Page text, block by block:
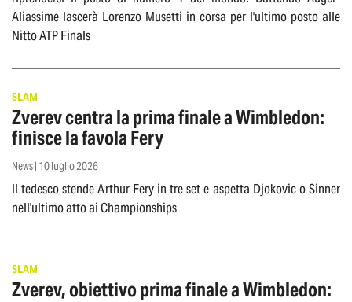
Aliassime lascerà Lorenzo Musetti in corsa per l'ultimo posto alle
Nitto ATP Finals
SLAM
Zverev centra la prima finale a Wimbledon:
finisce la favola Fery
News | 10 luglio 2026
Il tedesco stende Arthur Fery in tre set e aspetta Djokovic o Sinner
nell'ultimo atto ai Championships
SLAM
Zverev, obiettivo prima finale a Wimbledon: